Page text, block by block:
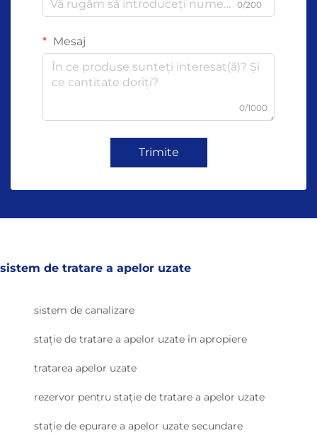
0/200
Mesaj
0/1000
Trimite
sistem de tratare a apelor uzate
sistem de canalizare
stație de tratare a apelor uzate în apropiere
tratarea apelor uzate
rezervor pentru stație de tratare a apelor uzate
stație de epurare a apelor uzate secundare